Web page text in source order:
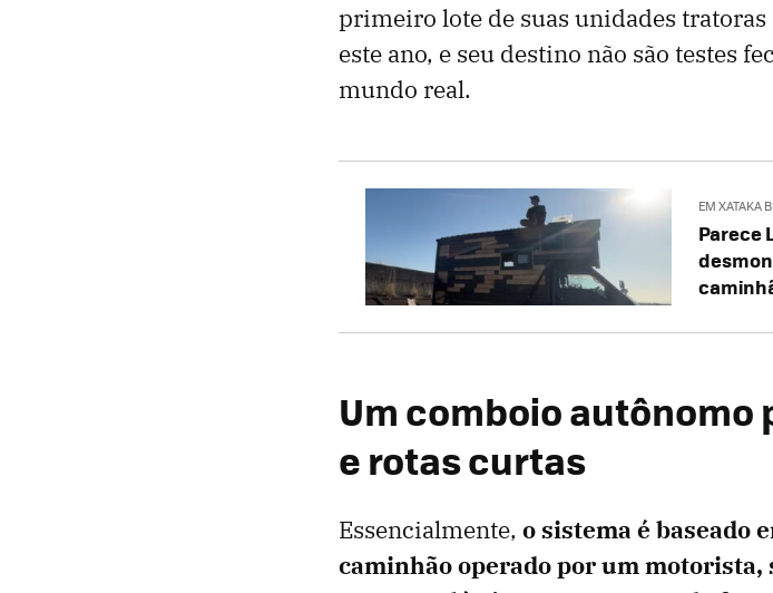
primeiro lote de suas unidades tratoras
este ano, e seu destino não são testes
mundo real.
EM XATAKA
Parece
Um comboio
e rotas curtas
Essencialmente, o sistema é baseado
caminhão operado por um